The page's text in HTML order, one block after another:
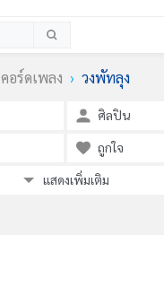
คอร์ดเพลง วงพัทลุง
ศิลปิน
ถูกใจ
แสดงเพิ่มเติม